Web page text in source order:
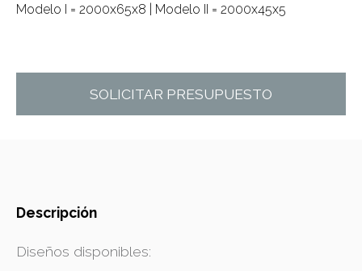
Modelo I = 2000x65x8 | Modelo II = 2000x45x5
SOLICITAR PRESUPUESTO
Descripción
Diseños disponibles: